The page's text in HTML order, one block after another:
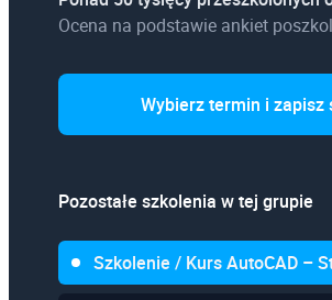
Ocena na podstawie ankiet
Wybierz termin i zapisz
Pozostałe szkolenia w tej grupie
Szkolenie / Kurs AutoCAD –